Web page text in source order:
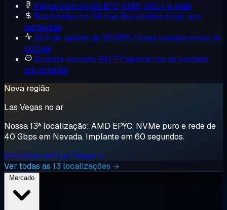
Pague com cripto BTC, XMR, USDT e mais
Reembolso em 14 dias Reembolso total, sem
perguntas
SLA de uptime de 99,95% Nosso compromisso de
uptime
Suporte humano 24/7 Engenheiros de verdade,
em minutos
Nova região
Las Vegas no ar
Nossa 13ª localização: AMD EPYC, NVMe puro e rede de
40 Gbps em Nevada. Implante em 60 segundos.
Implantar em Las Vegas →
Ver todas as 13 localizações →